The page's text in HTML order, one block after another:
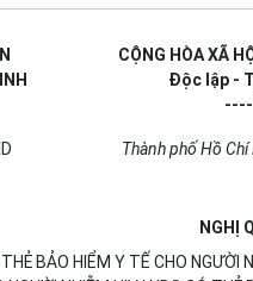
CỘNG HÒA XÃ
Độc lập -
Thành phốHồ Chí
NGHỊ
BẢO HIỂM Y TẾ CHO